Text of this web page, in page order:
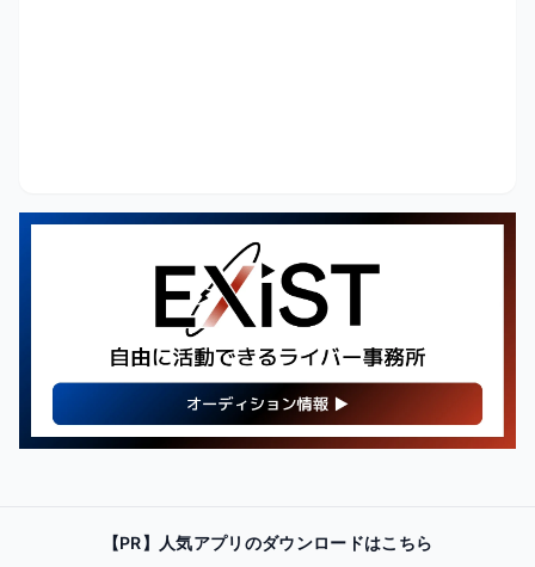
最新・人気の配信機材情報を
【PR】人気アプリのダウンロードはこちら